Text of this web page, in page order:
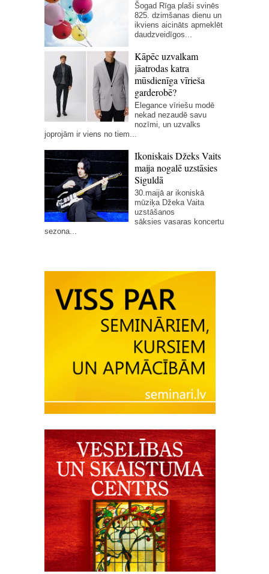
Šogad Rīga plaši svinēs
825. dzimšanas dienu un
ikviens aicināts apmeklēt
daudzveidīgos...
Kāpēc uzvalkam
jāatrodas katra
mūsdienīga vīrieša
garderobē?
Elegance vīriešu modē
nekad nezaudē savu
nozīmi, un uzvalks
joprojām ir viens no tiem...
Ikoniskais Džeks Vaits
maija nogalē uzstāsies
Siguldā
30.maijā ar ikoniskā
mūziķa Džeka Vaita
uzstāšanos
sāksies vasaras koncertu
sezona...